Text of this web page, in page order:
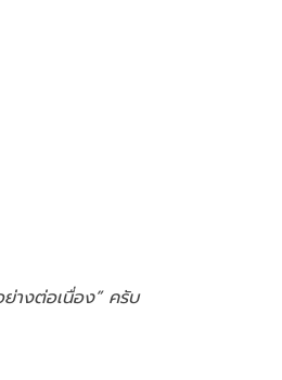
างต่อเนื่อง” ครับ